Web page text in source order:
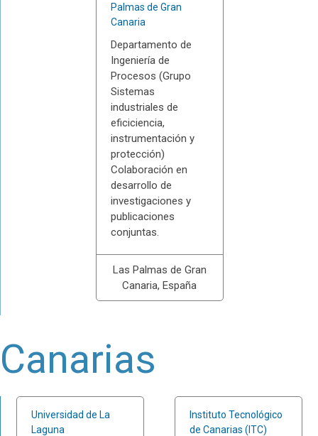
Palmas de Gran
Canaria
Departamento de
Ingeniería de
Procesos (Grupo
Sistemas
industriales de
eficiciencia,
instrumentación y
protección)
Colaboración en
desarrollo de
investigaciones y
publicaciones
conjuntas.
Las Palmas de Gran
Canaria, España
Canarias
Universidad de La
Laguna
Instituto Tecnológico
de Canarias (ITC)